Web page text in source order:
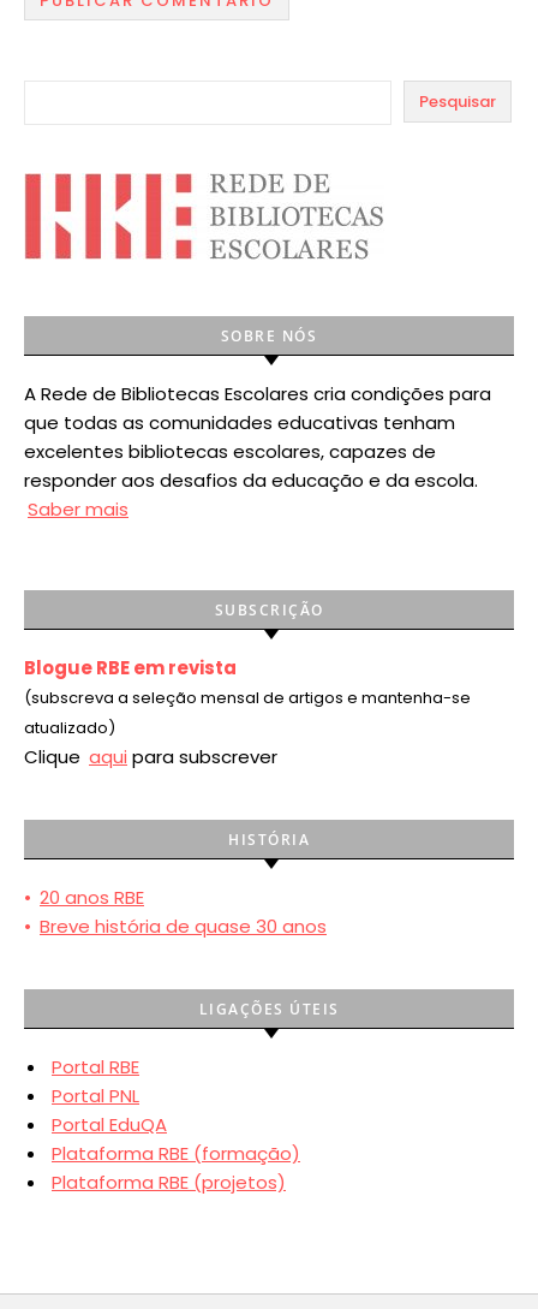
Pesquisar
SOBRE NÓS
A Rede de Bibliotecas Escolares cria condições para
que todas as comunidades educativas tenham
excelentes bibliotecas escolares, capazes de
responder aos desafios da educação e da escola.
Saber mais
SUBSCRIÇÃO
Blogue RBE em revista
(subscreva a seleção mensal de artigos e mantenha-se
atualizado)
Clique aqui para subscrever
HISTÓRIA
• 20 anos RBE
• Breve história de quase 30 anos
LIGAÇÕES ÚTEIS
Portal RBE
Portal PNL
Portal EduQA
Plataforma RBE (formação)
Plataforma RBE (projetos)